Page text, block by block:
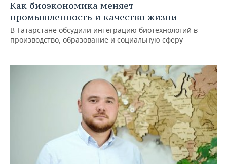
Как биоэкономика меняет
промышленность и качество жизни
В Татарстане обсудили интеграцию биотехнологий в
производство, образование и социальную сферу